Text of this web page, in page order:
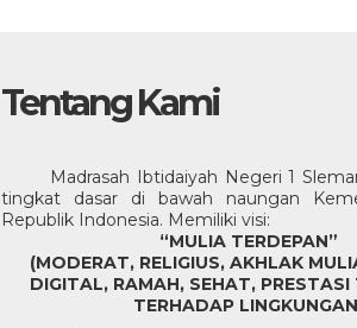
Tentang Kami
Madrasah Ibtidaiyah Negeri 1
tingkat dasar di bawah naungan
Republik Indonesia. Memiliki visi:
“MULIA TERDEPAN”
(MODERAT, RELIGIUS, AKHLAK
DIGITAL, RAMAH, SEHAT, PRESTASI
TERHADAP